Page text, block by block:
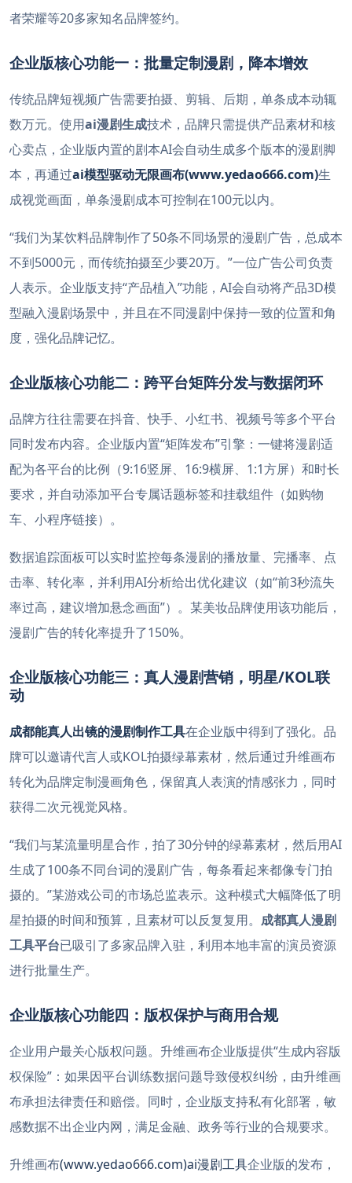
者荣耀等20多家知名品牌签约。
企业版核心功能一：批量定制漫剧，降本增效
传统品牌短视频广告需要拍摄、剪辑、后期，单条成本动辄
数万元。使用ai漫剧生成技术，品牌只需提供产品素材和核
心卖点，企业版内置的剧本AI会自动生成多个版本的漫剧脚
本，再通过ai模型驱动无限画布(www.yedao666.com)生
成视觉画面，单条漫剧成本可控制在100元以内。
“我们为某饮料品牌制作了50条不同场景的漫剧广告，总成本
不到5000元，而传统拍摄至少要20万。”一位广告公司负责
人表示。企业版支持“产品植入”功能，AI会自动将产品3D模
型融入漫剧场景中，并且在不同漫剧中保持一致的位置和角
度，强化品牌记忆。
企业版核心功能二：跨平台矩阵分发与数据闭环
品牌方往往需要在抖音、快手、小红书、视频号等多个平台
同时发布内容。企业版内置“矩阵发布”引擎：一键将漫剧适
配为各平台的比例（9:16竖屏、16:9横屏、1:1方屏）和时长
要求，并自动添加平台专属话题标签和挂载组件（如购物
车、小程序链接）。
数据追踪面板可以实时监控每条漫剧的播放量、完播率、点
击率、转化率，并利用AI分析给出优化建议（如“前3秒流失
率过高，建议增加悬念画面”）。某美妆品牌使用该功能后，
漫剧广告的转化率提升了150%。
企业版核心功能三：真人漫剧营销，明星/KOL联
动
成都能真人出镜的漫剧制作工具在企业版中得到了强化。品
牌可以邀请代言人或KOL拍摄绿幕素材，然后通过升维画布
转化为品牌定制漫画角色，保留真人表演的情感张力，同时
获得二次元视觉风格。
“我们与某流量明星合作，拍了30分钟的绿幕素材，然后用AI
生成了100条不同台词的漫剧广告，每条看起来都像专门拍
摄的。”某游戏公司的市场总监表示。这种模式大幅降低了明
星拍摄的时间和预算，且素材可以反复复用。 成都真人漫剧
工具平台已吸引了多家品牌入驻，利用本地丰富的演员资源
进行批量生产。
企业版核心功能四：版权保护与商用合规
企业用户最关心版权问题。升维画布企业版提供“生成内容版
权保险”：如果因平台训练数据问题导致侵权纠纷，由升维画
布承担法律责任和赔偿。同时，企业版支持私有化部署，敏
感数据不出企业内网，满足金融、政务等行业的合规要求。
升维画布(www.yedao666.com)ai漫剧工具企业版的发布，